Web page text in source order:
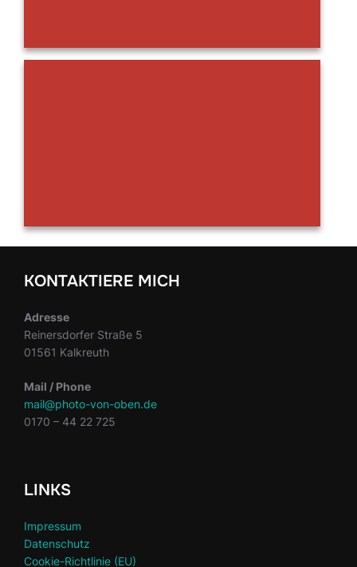
KONTAKTIERE MICH
Adresse
Reinersdorfer Straße 5
01561 Kalkreuth
Mail / Phone
mail@photo-von-oben.de
0170 – 44 22 725
LINKS
Impressum
Datenschutz
Cookie-Richtlinie (EU)